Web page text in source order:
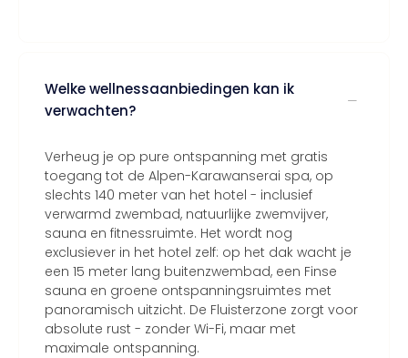
Welke wellnessaanbiedingen kan ik
verwachten?
Verheug je op pure ontspanning met gratis
toegang tot de Alpen-Karawanserai spa, op
slechts 140 meter van het hotel - inclusief
verwarmd zwembad, natuurlijke zwemvijver,
sauna en fitnessruimte. Het wordt nog
exclusiever in het hotel zelf: op het dak wacht je
een 15 meter lang buitenzwembad, een Finse
sauna en groene ontspanningsruimtes met
panoramisch uitzicht. De Fluisterzone zorgt voor
absolute rust - zonder Wi-Fi, maar met
maximale ontspanning.